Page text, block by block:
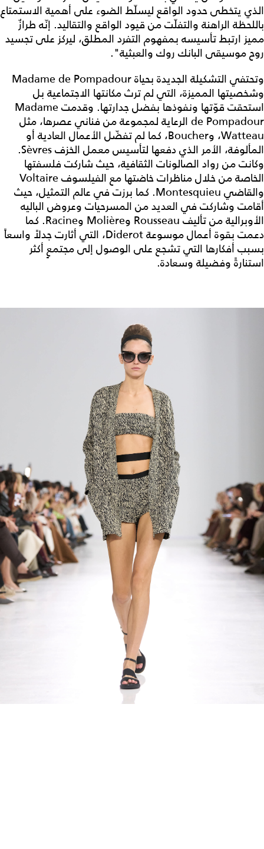
الذي يتخطى حدود الواقع ليسلّط الضوء على أهمية الاستمتاع
باللحظة الراهنة والتفلّت من قيود الواقع والتقاليد. إنّه طرازٌ
مميز ارتبط تأسيسه بمفهوم التفرد المطلق، ليركز على تجسيد
روح موسيقى البانك روك والعبثية".
وتحتفي التشكيلة الجديدة بحياة Madame de Pompadour
وشخصيتها المميزة، التي لم ترث مكانتها الاجتماعية بل
استحقت قوّتها ونفوذها بفضل جدارتها. وقدمت Madame
de Pompadour الرعاية لمجموعة من فناني عصرها، مثل
Watteau، وBoucher، كما لم تفضّل الأعمال العادية أو
المألوفة، الأمر الذي دفعها لتأسيس معمل الخزف Sèvres.
وكانت من رواد الصالونات الثقافية، حيث شاركت فلسفتها
الخاصة من خلال مناظرات خاضتها مع الفيلسوف Voltaire
والقاضي Montesquieu. كما برزت في عالم التمثيل، حيث
أقامت وشاركت في العديد من المسرحيات وعروض الباليه
الأوبرالية من تأليف Rousseau وMolière وRacine. كما
دعمت بقوة أعمال موسوعة Diderot، التي أثارت جدلاً واسعاً
بسبب أفكارها التي تشجع على الوصول إلى مجتمعٍ أكثر
استنارةً وفضيلة وسعادة.